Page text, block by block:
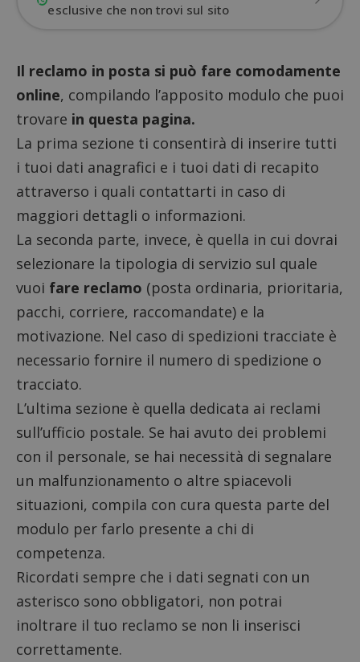
esclusive che non trovi sul sito
Il reclamo in posta si può fare comodamente
online, compilando l’apposito modulo che puoi
trovare in questa pagina.
La prima sezione ti consentirà di inserire tutti
i tuoi dati anagrafici e i tuoi dati di recapito
attraverso i quali contattarti in caso di
maggiori dettagli o informazioni.
La seconda parte, invece, è quella in cui dovrai
selezionare la tipologia di servizio sul quale
vuoi fare reclamo (posta ordinaria, prioritaria,
pacchi, corriere, raccomandate) e la
motivazione. Nel caso di spedizioni tracciate è
necessario fornire il numero di spedizione o
tracciato.
L’ultima sezione è quella dedicata ai reclami
sull’ufficio postale. Se hai avuto dei problemi
con il personale, se hai necessità di segnalare
un malfunzionamento o altre spiacevoli
situazioni, compila con cura questa parte del
modulo per farlo presente a chi di
competenza.
Ricordati sempre che i dati segnati con un
asterisco sono obbligatori, non potrai
inoltrare il tuo reclamo se non li inserisci
correttamente.